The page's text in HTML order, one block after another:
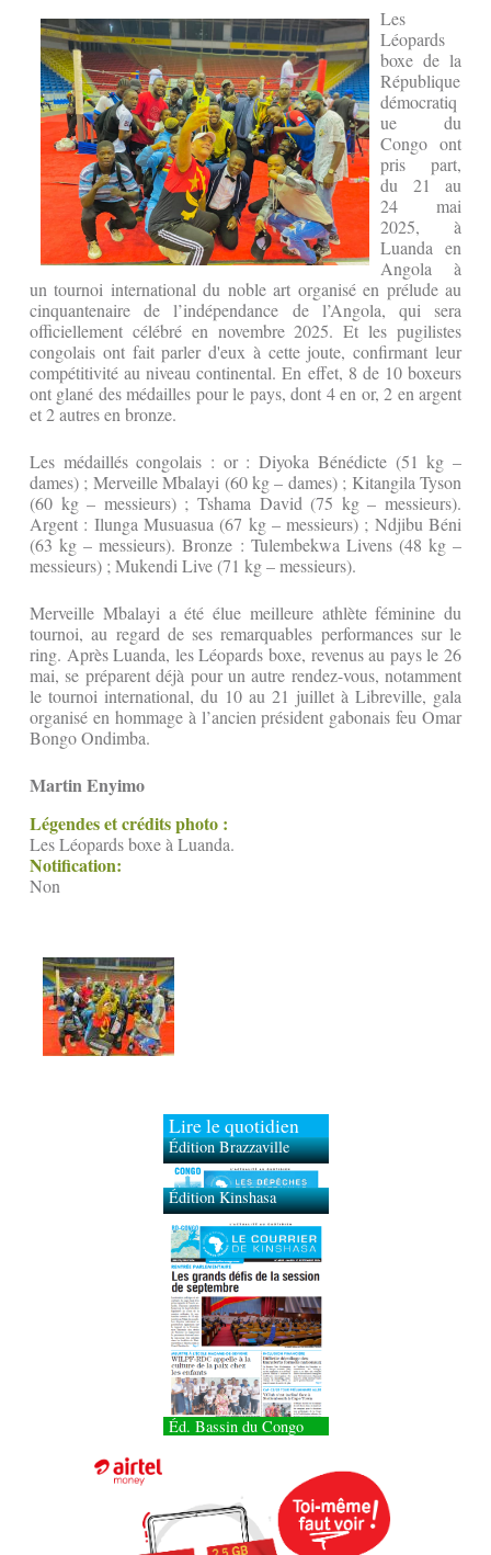
Les
Léopards
boxe de la
République
démocratiq
ue du
Congo ont
pris part,
du 21 au
24 mai
2025, à
Luanda en
Angola à
un tournoi international du noble art organisé en prélude au
cinquantenaire de l’indépendance de l’Angola, qui sera
officiellement célébré en novembre 2025. Et les pugilistes
congolais ont fait parler d'eux à cette joute, confirmant leur
compétitivité au niveau continental. En effet, 8 de 10 boxeurs
ont glané des médailles pour le pays, dont 4 en or, 2 en argent
et 2 autres en bronze.
Les médaillés congolais : or : Diyoka Bénédicte (51 kg –
dames) ; Merveille Mbalayi (60 kg – dames) ; Kitangila Tyson
(60 kg – messieurs) ; Tshama David (75 kg – messieurs).
Argent : Ilunga Musuasua (67 kg – messieurs) ; Ndjibu Béni
(63 kg – messieurs). Bronze : Tulembekwa Livens (48 kg –
messieurs) ; Mukendi Live (71 kg – messieurs).
Merveille Mbalayi a été élue meilleure athlète féminine du
tournoi, au regard de ses remarquables performances sur le
ring. Après Luanda, les Léopards boxe, revenus au pays le 26
mai, se préparent déjà pour un autre rendez-vous, notamment
le tournoi international, du 10 au 21 juillet à Libreville, gala
organisé en hommage à l’ancien président gabonais feu Omar
Bongo Ondimba.
Martin Enyimo
Légendes et crédits photo :
Les Léopards boxe à Luanda.
Notification:
Non
Lire le quotidien
Édition Brazzaville
Édition Kinshasa
Éd. Bassin du Congo